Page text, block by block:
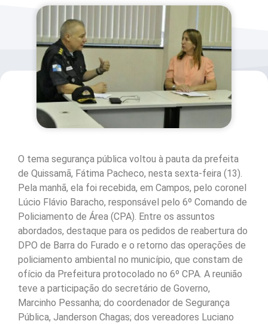
O tema segurança pública voltou à pauta da prefeita
de Quissamã, Fátima Pacheco, nesta sexta-feira (13).
Pela manhã, ela foi recebida, em Campos, pelo coronel
Lúcio Flávio Baracho, responsável pelo 6º Comando de
Policiamento de Área (CPA). Entre os assuntos
abordados, destaque para os pedidos de reabertura do
DPO de Barra do Furado e o retorno das operações de
policiamento ambiental no município, que constam de
ofício da Prefeitura protocolado no 6º CPA. A reunião
teve a participação do secretário de Governo,
Marcinho Pessanha; do coordenador de Segurança
Pública, Janderson Chagas; dos vereadores Luciano